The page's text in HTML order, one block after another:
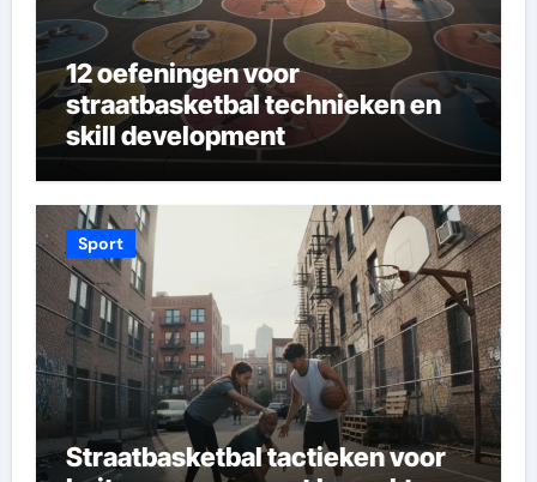
12 oefeningen voor
straatbasketbal technieken en
skill development
Sport
Straatbasketbal tactieken voor